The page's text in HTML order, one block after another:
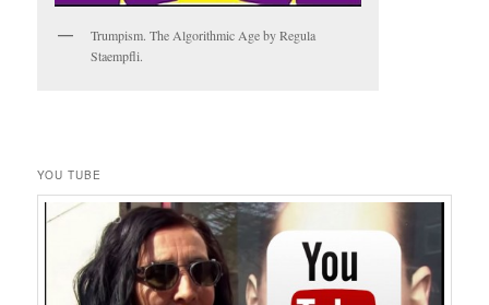
Trumpism. The Algorithmic Age by Regula
Staempfli.
YOU TUBE